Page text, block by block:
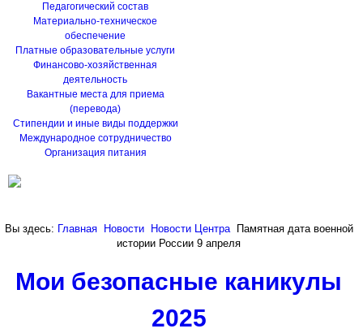
Педагогический состав
Материально-техническое
обеспечение
Платные образовательные услуги
Финансово-хозяйственная
деятельность
Вакантные места для приема
(перевода)
Стипендии и иные виды поддержки
Международное сотрудничество
Организация питания
Вы здесь: Главная Новости Новости Центра
Памятная дата военной
истории России 9 апреля
Мои безопасные каникулы
2025